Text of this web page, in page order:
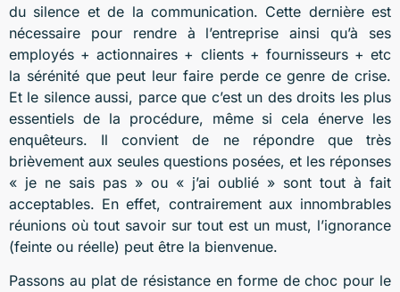
du silence et de la communication. Cette dernière est
nécessaire pour rendre à l’entreprise ainsi qu’à ses
employés + actionnaires + clients + fournisseurs + etc
la sérénité que peut leur faire perde ce genre de crise.
Et le silence aussi, parce que c’est un des droits les plus
essentiels de la procédure, même si cela énerve les
enquêteurs. Il convient de ne répondre que très
brièvement aux seules questions posées, et les réponses
« je ne sais pas » ou « j’ai oublié » sont tout à fait
acceptables. En effet, contrairement aux innombrables
réunions où tout savoir sur tout est un must, l’ignorance
(feinte ou réelle) peut être la bienvenue.
Passons au plat de résistance en forme de choc pour le